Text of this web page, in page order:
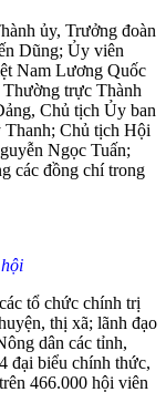
ủy, Trưởng đoàn
Dũng; Ủy viên
Nam Lương Quốc
trực Thành
Chủ tịch Ủy ban
Chủ tịch Hội
Ngọc Tuấn;
các đồng chí trong
tổ chức chính trị
thị xã; lãnh đạo
dân các tỉnh,
đại biểu chính thức,
466.000 hội viên